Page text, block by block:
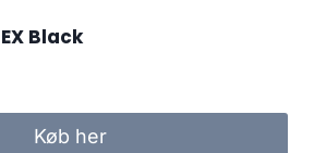
Black
Køb her